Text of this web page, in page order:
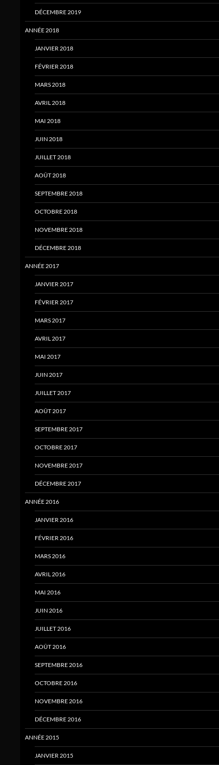
DÉCEMBRE 2019
ANNÉE 2018
JANVIER 2018
FÉVRIER 2018
MARS 2018
AVRIL 2018
MAI 2018
JUIN 2018
JUILLET 2018
AOÛT 2018
SEPTEMBRE 2018
OCTOBRE 2018
NOVEMBRE 2018
DÉCEMBRE 2018
ANNÉE 2017
JANVIER 2017
FÉVRIER 2017
MARS 2017
AVRIL 2017
MAI 2017
JUIN 2017
JUILLET 2017
AOÛT 2017
SEPTEMBRE 2017
OCTOBRE 2017
NOVEMBRE 2017
DÉCEMBRE 2017
ANNÉE 2016
JANVIER 2016
FÉVRIER 2016
MARS 2016
AVRIL 2016
MAI 2016
JUIN 2016
JUILLET 2016
AOÛT 2016
SEPTEMBRE 2016
OCTOBRE 2016
NOVEMBRE 2016
DÉCEMBRE 2016
ANNÉE 2015
JANVIER 2015